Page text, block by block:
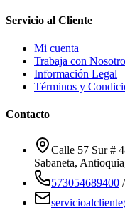
Servicio al Cliente
Mi cuenta
Trabaja con
Información Legal
Términos y
Contacto
Calle 57 Sur #
Sabaneta, Antioquia
573054689400 /